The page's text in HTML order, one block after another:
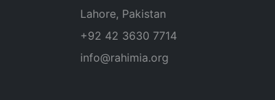
Lahore, Pakistan
+92 42 3630 7714
info@rahimia.org